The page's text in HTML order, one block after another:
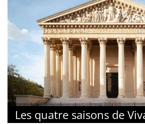
Les quatre saisons de